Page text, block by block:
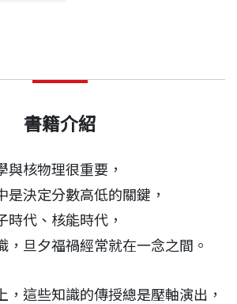
書籍介紹
與核物理很重要，
是決定分數高低的關鍵，
時代、核能時代，
，旦夕福禍經常就在一念之間。
，這些知識的傳授總是壓軸演出，